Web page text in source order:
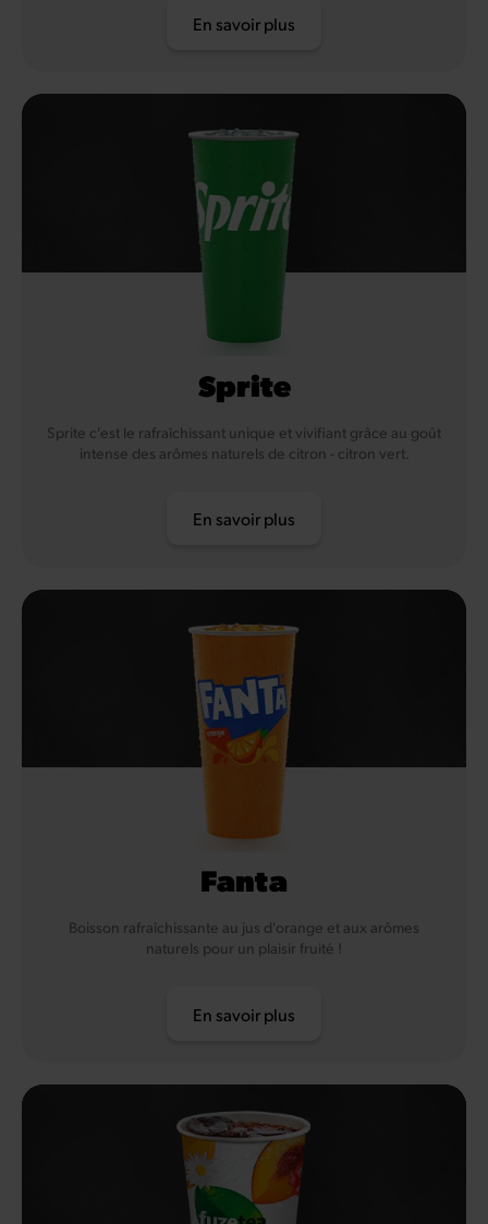
En savoir plus
Sprite
Sprite c'est le rafraîchissant unique et vivifiant grâce au goût
intense des arômes naturels de citron - citron vert.
En savoir plus
Fanta
Boisson rafraîchissante au jus d'orange et aux arômes
naturels pour un plaisir fruité !
En savoir plus